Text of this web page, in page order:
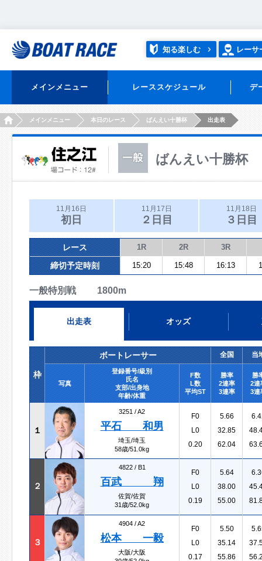
知る楽しむ レーサ
メインメニュー レーススケジュール デ
HOMEメインメニュー 本日のレース ばんえい十勝杯 出走表
ばんえい十勝杯
11月16日
初日
11月17日
２日目
11月18日
３日目
レース 1R 2R 3R
締切予定時刻 15:20 15:48 16:13
一般特別戦 1800m
出走表 オッズ
枠
ボートレーサー 全国 当
写真
登録番号/級別
氏名
支部/出身地
年齢/体重
F数
L数
平均ST
勝率
2連率
3連率
勝
2連
3連
１
3251 /A2
平石 和男
埼玉/埼玉
58歳/51.0kg
F0
L0
0.20
5.66
32.85
62.04
２
4822 / B1
百武 翔
佐賀/佐賀
31歳/52.0kg
F0
L0
0.19
5.64
38.00
55.00
３
4904 /A2
松本 一毅
大阪/大阪
F0
L0
0.17
5.50
35.14
55.86